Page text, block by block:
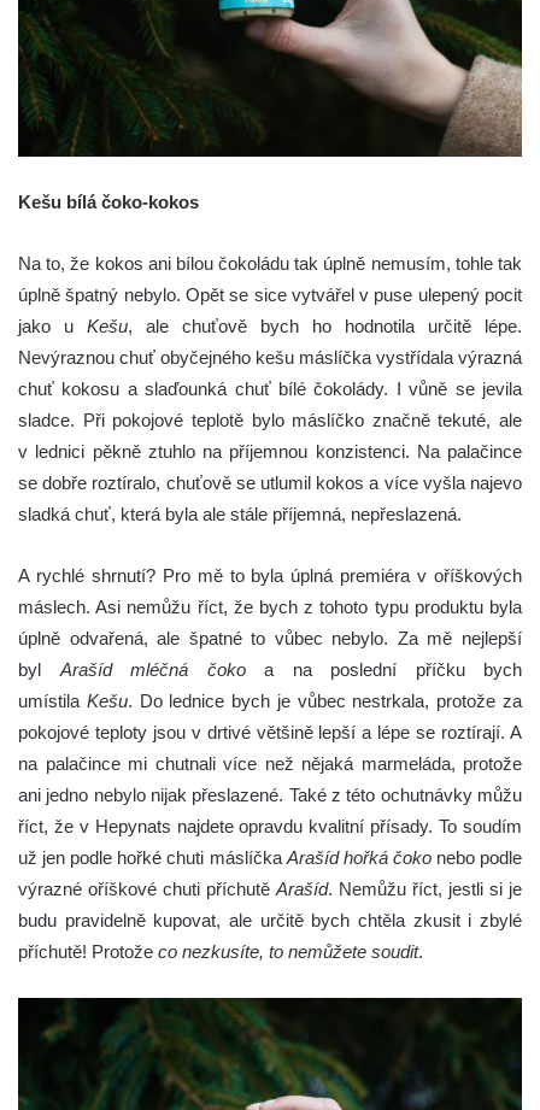
Kešu bílá čoko-kokos
Na to, že kokos ani bílou čokoládu tak úplně nemusím, tohle tak
úplně špatný nebylo. Opět se sice vytvářel v puse ulepený pocit
jako u Kešu, ale chuťově bych ho hodnotila určitě lépe.
Nevýraznou chuť obyčejného kešu máslíčka vystřídala výrazná
chuť kokosu a slaďounká chuť bílé čokolády. I vůně se jevila
sladce. Při pokojové teplotě bylo máslíčko značně tekuté, ale
v lednici pěkně ztuhlo na příjemnou konzistenci. Na palačince
se dobře roztíralo, chuťově se utlumil kokos a více vyšla najevo
sladká chuť, která byla ale stále příjemná, nepřeslazená.
A rychlé shrnutí? Pro mě to byla úplná premiéra v oříškových
máslech. Asi nemůžu říct, že bych z tohoto typu produktu byla
úplně odvařená, ale špatné to vůbec nebylo. Za mě nejlepší
byl Arašíd mléčná čoko a na poslední příčku bych
umístila Kešu. Do lednice bych je vůbec nestrkala, protože za
pokojové teploty jsou v drtivé většině lepší a lépe se roztírají. A
na palačince mi chutnali více než nějaká marmeláda, protože
ani jedno nebylo nijak přeslazené. Také z této ochutnávky můžu
říct, že v Hepynats najdete opravdu kvalitní přísady. To soudím
už jen podle hořké chuti máslíčka Arašíd hořká čokonebo podle
výrazné oříškové chuti příchutě Arašíd. Nemůžu říct, jestli si je
budu pravidelně kupovat, ale určitě bych chtěla zkusit i zbylé
příchutě! Protože co nezkusíte, to nemůžete soudit.